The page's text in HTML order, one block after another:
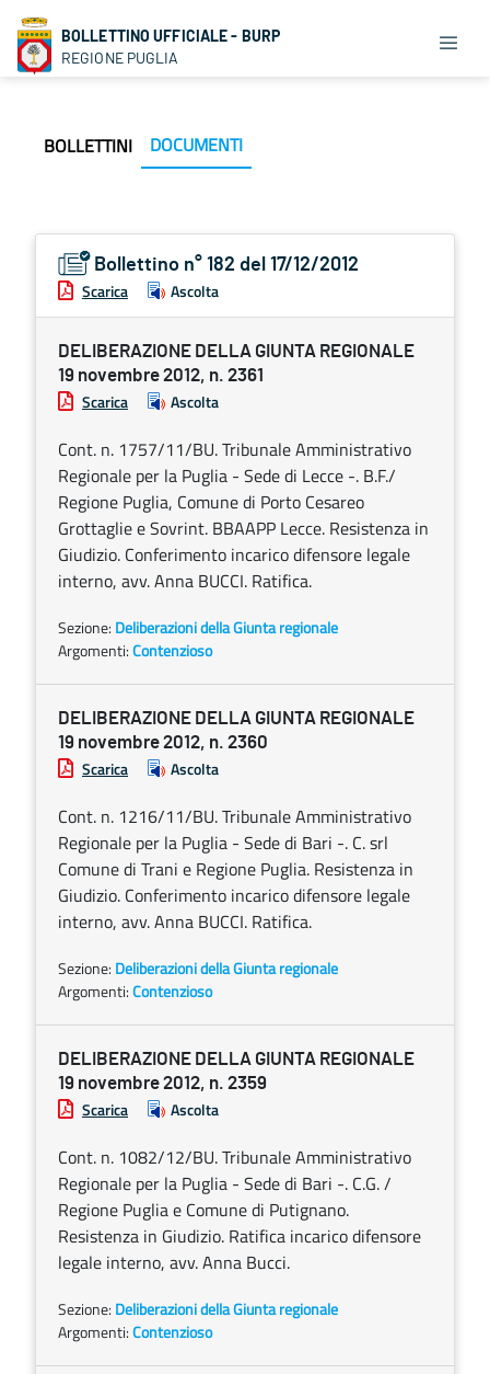
BOLLETTINO UFFICIALE - BURP
REGIONE PUGLIA
BOLLETTINI DOCUMENTI
Bollettino n° 182 del 17/12/2012
Scarica Ascolta
DELIBERAZIONE DELLA GIUNTA REGIONALE
19 novembre 2012, n. 2361
Scarica Ascolta
Cont. n. 1757/11/BU. Tribunale Amministrativo
Regionale per la Puglia - Sede di Lecce -. B.F./
Regione Puglia, Comune di Porto Cesareo
Grottaglie e Sovrint. BBAAPP Lecce. Resistenza in
Giudizio. Conferimento incarico difensore legale
interno, avv. Anna BUCCI. Ratifica.
Sezione: Deliberazioni della Giunta regionale
Argomenti:Contenzioso
DELIBERAZIONE DELLA GIUNTA REGIONALE
19 novembre 2012, n. 2360
Scarica Ascolta
Cont. n. 1216/11/BU. Tribunale Amministrativo
Regionale per la Puglia - Sede di Bari -. C. srl
Comune di Trani e Regione Puglia. Resistenza in
Giudizio. Conferimento incarico difensore legale
interno, avv. Anna BUCCI. Ratifica.
Sezione: Deliberazioni della Giunta regionale
Argomenti:Contenzioso
DELIBERAZIONE DELLA GIUNTA REGIONALE
19 novembre 2012, n. 2359
Scarica Ascolta
Cont. n. 1082/12/BU. Tribunale Amministrativo
Regionale per la Puglia - Sede di Bari -. C.G. /
Regione Puglia e Comune di Putignano.
Resistenza in Giudizio. Ratifica incarico difensore
legale interno, avv. Anna Bucci.
Sezione: Deliberazioni della Giunta regionale
Argomenti:Contenzioso